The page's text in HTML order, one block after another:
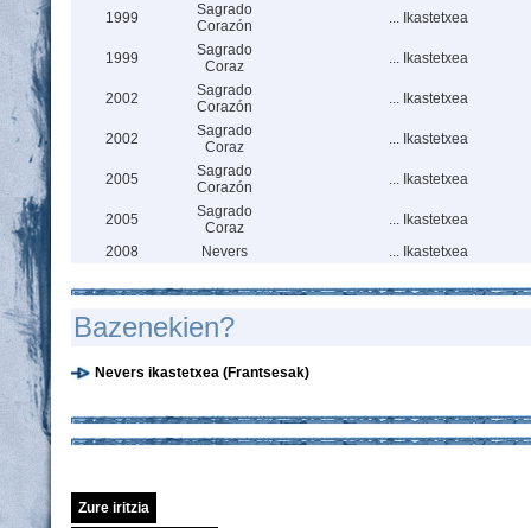
1999
Sagrado
Corazón
... Ikastetxea
1999
Sagrado
Coraz
... Ikastetxea
2002
Sagrado
Corazón
... Ikastetxea
2002
Sagrado
Coraz
... Ikastetxea
2005
Sagrado
Corazón
... Ikastetxea
2005
Sagrado
Coraz
... Ikastetxea
2008
Nevers ... Ikastetxea
Bazenekien?
Nevers ikastetxea (Frantsesak)
Zure iritzia